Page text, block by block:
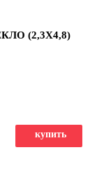
(2,3X4,8)
купить